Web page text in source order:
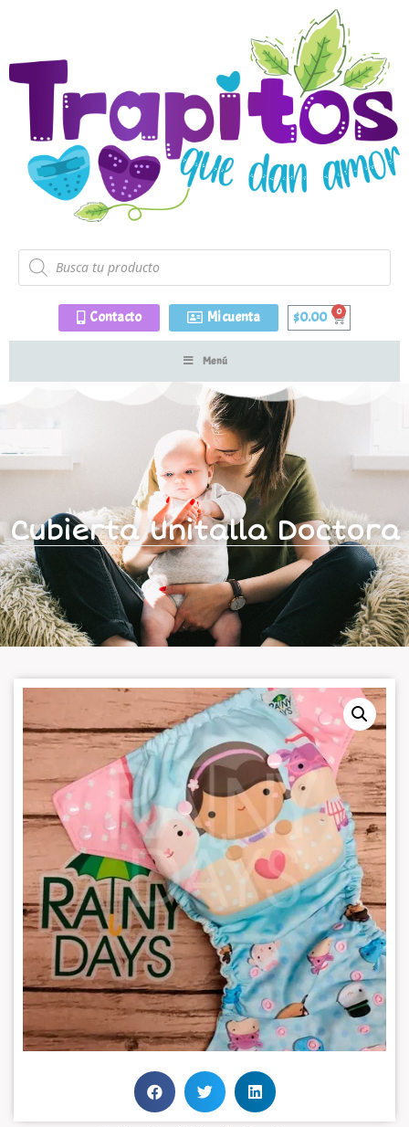
Contacto Mi cuenta $0.00
Menú
Cubierta Unitalla Doctora